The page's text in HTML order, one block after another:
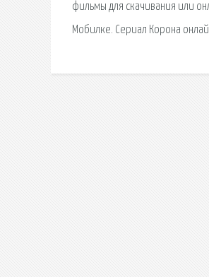
фильмы для скачивания или
Мобилке. Сериал Корона